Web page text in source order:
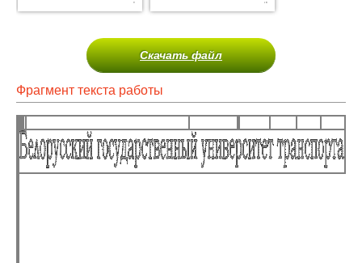
Скачать файл
Фрагмент текста работы